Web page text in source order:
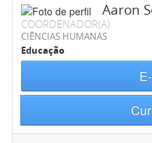
Aaron
COORDENADOR(A)
CIÊNCIAS HUMANAS
Educação